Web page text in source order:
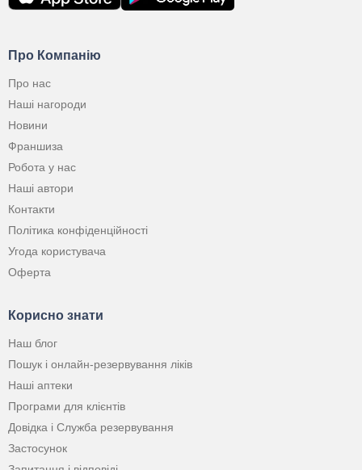
Про Компанію
Про нас
Наші нагороди
Новини
Франшиза
Робота у нас
Наші автори
Контакти
Політика конфіденційності
Угода користувача
Оферта
Корисно знати
Наш блог
Пошук і онлайн-резервування ліків
Наші аптеки
Програми для клієнтів
Довідка і Служба резервування
Застосунок